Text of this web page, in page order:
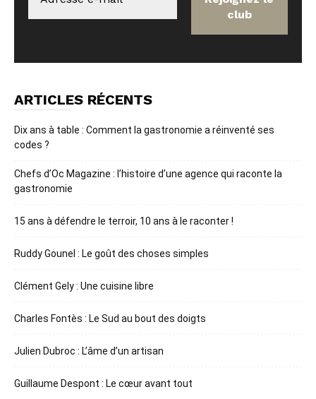
ARTICLES RÉCENTS
Dix ans à table : Comment la gastronomie a réinventé ses
codes ?
Chefs d’Oc Magazine : l’histoire d’une agence qui raconte la
gastronomie
15 ans à défendre le terroir, 10 ans à le raconter !
Ruddy Gounel : Le goût des choses simples
Clément Gely : Une cuisine libre
Charles Fontès : Le Sud au bout des doigts
Julien Dubroc : L’âme d’un artisan
Guillaume Despont : Le cœur avant tout